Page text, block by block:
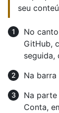
seu
No
GitHub,
seguida,
Na
Na
Conta,